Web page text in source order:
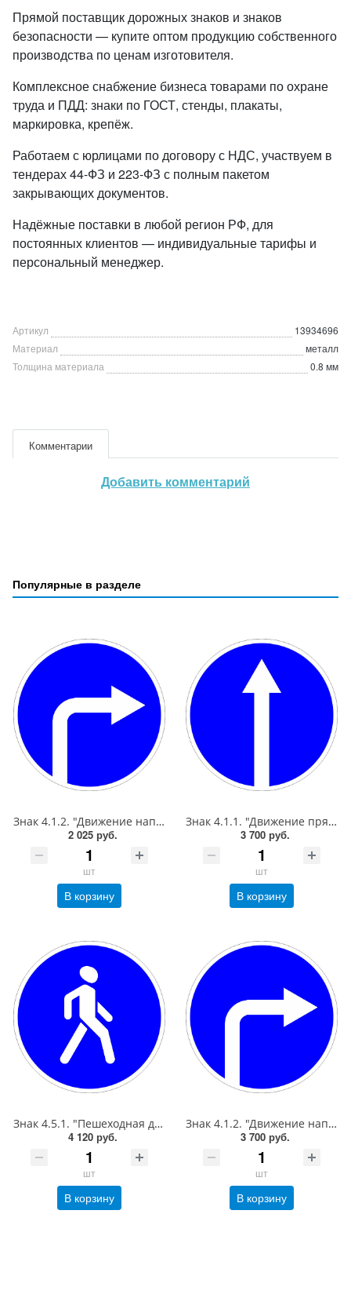
Прямой поставщик дорожных знаков и знаков
безопасности — купите оптом продукцию собственного
производства по ценам изготовителя.
Комплексное снабжение бизнеса товарами по охране
труда и ПДД: знаки по ГОСТ, стенды, плакаты,
маркировка, крепёж.
Работаем с юрлицами по договору с НДС, участвуем в
тендерах 44-ФЗ и 223-ФЗ с полным пакетом
закрывающих документов.
Надёжные поставки в любой регион РФ, для
постоянных клиентов — индивидуальные тарифы и
персональный менеджер.
Артикул
13934696
Материал
металл
Толщина материала
0.8 мм
Комментарии
Добавить комментарий
Популярные в разделе
Знак 4.1.2. "Движение направо",D=700, Тип А Коммерческая (3 года),металл 0.8 мм
2 025 руб.
шт
В корзину
Знак 4.1.1. "Движение прямо",D=900, Тип А Коммерческая (3 года),металл 0.8 мм
3 700 руб.
шт
В корзину
Знак 4.5.1. "Пешеходная дорожка",D=900, Тип А (1б) Микропризм. (7-9 лет)металл 0.8 мм
4 120 руб.
шт
В корзину
Знак 4.1.2. "Движение направо",D=900, Тип А Коммерческая (3 года),металл 0.8 мм
3 700 руб.
шт
В корзину